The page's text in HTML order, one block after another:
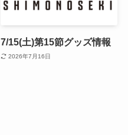
7/15(土)第15節グッズ情報
2026年7月16日